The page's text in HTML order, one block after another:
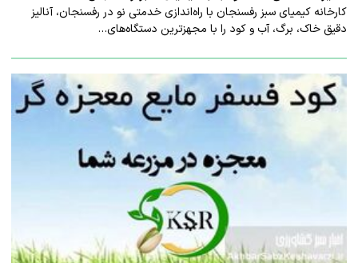
کارخانه کیمیای سبز رفسنجان با راه‌اندازی خدمتی نو در رفسنجان، آنالیز
دقیق خاک، برگ، آب و کود را با مجهزترین دستگاه‌های…